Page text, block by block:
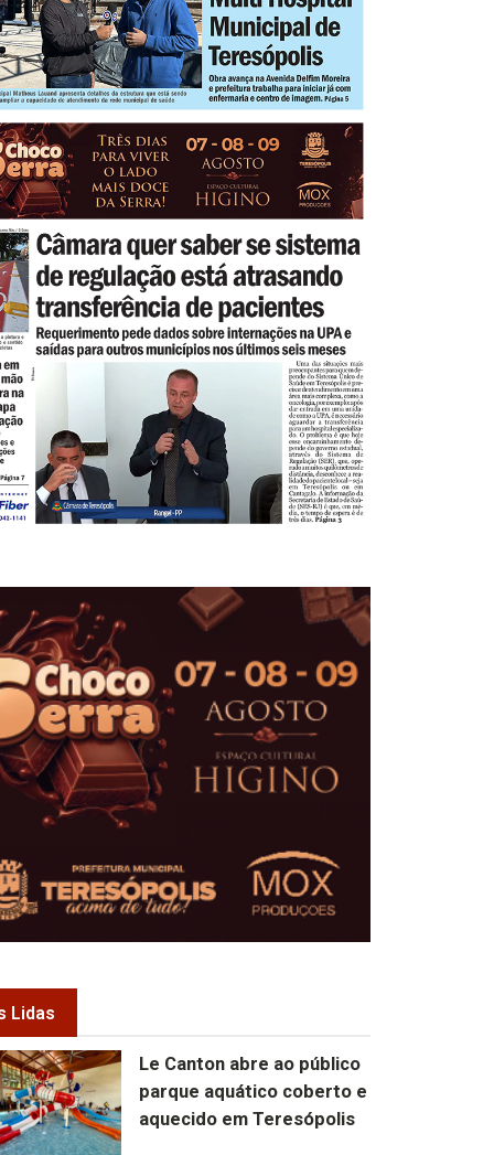
Lidas
Le Canton abre ao público
parque aquático coberto e
aquecido em Teresópolis